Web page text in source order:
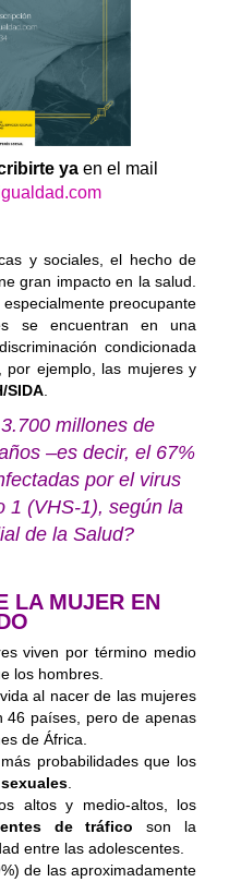
ya en el mail
y sociales, el hecho de
gran impacto en la salud.
preocupante
se encuentran en una
condicionada
por ejemplo, las mujeres y
SIDA
millones de
–es decir, el 67%
por el virus
1 (VHS-1), según la
de la Salud?
LA MUJER EN
viven por término medio
los hombres.
al nacer de las mujeres
46 países, pero de apenas
de África.
probabilidades que los
altos y medio-altos, los
de tráfico son la
entre las adolescentes.
de las aproximadamente